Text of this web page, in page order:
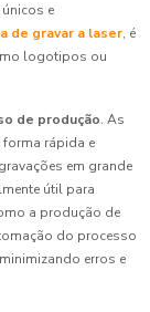
e
de gravar a laser, é
logotipos ou
de produção. As
rápida e
em grande
útil para
a produção de
do processo
erros e